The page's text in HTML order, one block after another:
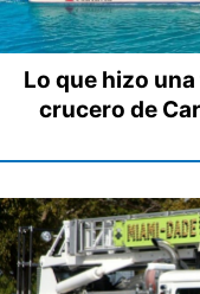
Lo que hizo
crucero de